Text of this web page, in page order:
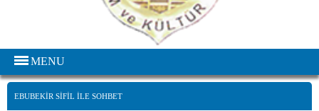
MENU
EBUBEKIR SIFIL ILE SOHBET